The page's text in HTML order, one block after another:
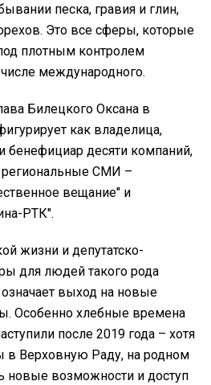
песка, гравия и глин,
Это все сферы, которые
плотным контролем
международного.
Билецкого Оксана в
как владелица,
бенефициар десяти компаний,
СМИ –
вещание" и
РТК".
жизни и депутатско-
для людей такого рода
выход на новые
Особенно хлебные времена
после 2019 года – хотя
в Верховную Раду, на родном
новые возможности и доступ